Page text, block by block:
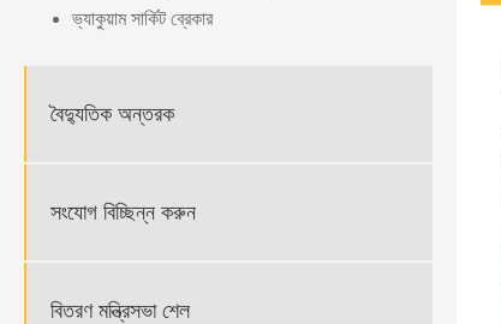
ভ্যাকুয়াম সার্কিট ব্রেকার
বৈদ্যুতিক অন্তরক
সংযোগ বিচ্ছিন্ন করুন
বিতরণ মন্ত্রিসভা শেল